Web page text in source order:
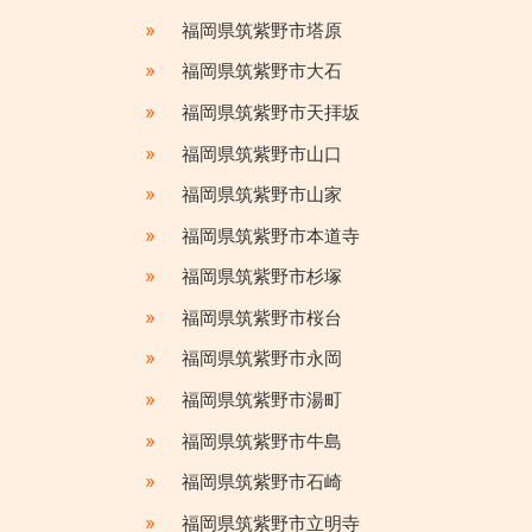
» 福岡県筑紫野市塔原
» 福岡県筑紫野市大石
» 福岡県筑紫野市天拝坂
» 福岡県筑紫野市山口
» 福岡県筑紫野市山家
» 福岡県筑紫野市本道寺
» 福岡県筑紫野市杉塚
» 福岡県筑紫野市桜台
» 福岡県筑紫野市永岡
» 福岡県筑紫野市湯町
» 福岡県筑紫野市牛島
» 福岡県筑紫野市石崎
» 福岡県筑紫野市立明寺